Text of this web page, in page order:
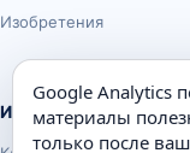
Изобретения
Информация
Google Analytics
материалы
только после